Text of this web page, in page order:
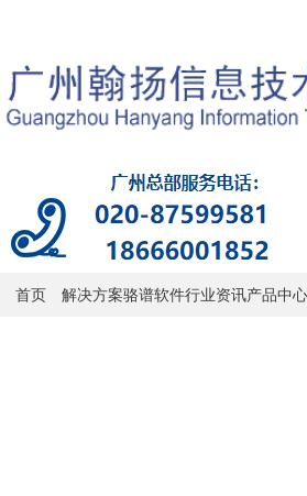
首页 解决方案骆谱软件行业资讯产品中心